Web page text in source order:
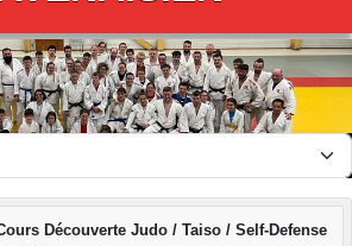
Découverte Judo / Taiso / Self-Defense